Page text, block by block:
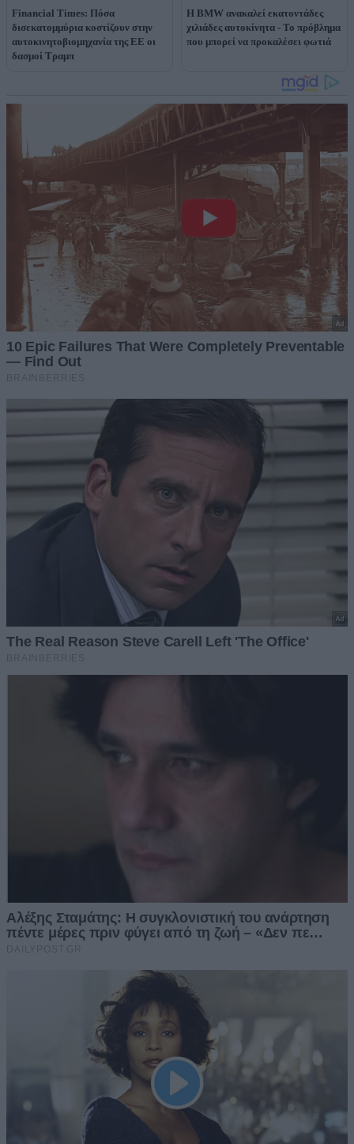
Financial Times: Πόσα
δισεκατομμύρια κοστίζουν στην
αυτοκινητοβιομηχανία της ΕΕ οι
δασμοί Τραμπ
Η BMW ανακαλεί εκατοντάδες
χιλιάδες αυτοκίνητα - Το πρόβλημα
που μπορεί να προκαλέσει φωτιά